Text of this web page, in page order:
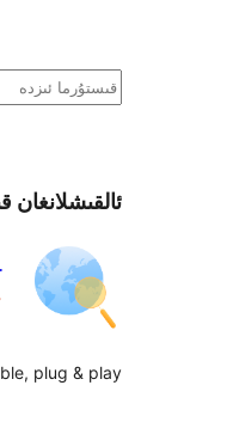
ئىزدە
ئالقىشلانغان
plug & play.